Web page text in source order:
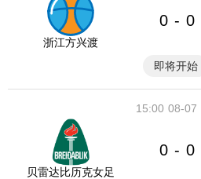
浙江方兴渡
0 - 0
即将开始
08-07
15:00
贝雷达比历克女足
0 - 0